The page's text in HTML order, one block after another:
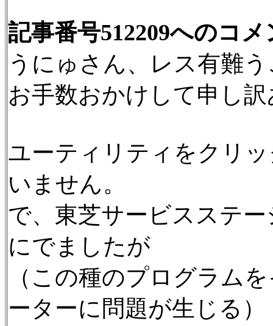
記事番号512209へのコメ
うにゅさん、レス有難
お手数おかけして申し
ユーティリティをクリ
いません。
で、東芝サービスステ
にでましたが
（この種のプログラム
ーターに問題が生じる）